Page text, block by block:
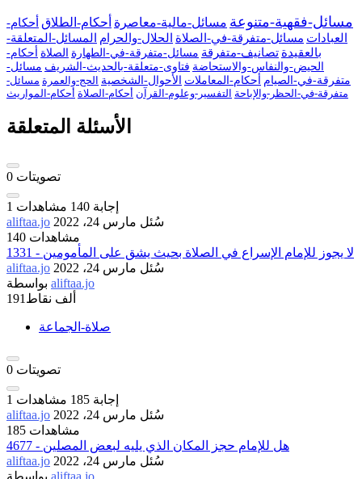
مسائل-فقهية-متنوعة مسائل-مالية-معاصرة أحكام-الطلاق أحكام-
العبادات مسائل-متفرقة-في-الصلاة الحلال-والحرام المسائل-المتعلقة-
بالعقيدة تصانيف-متفرقة مسائل-متفرقة-في-الطهارة الصلاة أحكام-
الحيض-والنفاس-والاستحاضة فتاوى-متعلقة-بالحديث-الشريف مسائل-
متفرقة-في-الصيام أحكام-المعاملات الأحوال-الشخصية الحج-والعمرة مسائل-
متفرقة-في-الحظر-والإباحة التفسير-وعلوم-القرآن أحكام-الصلاة أحكام-المواريث
الأسئلة المتعلقة
0 تصويتات
1 إجابة 140 مشاهدات
aliftaa.jo
سُئل مارس 24، 2022
140 مشاهدات
1331 - لا يجوز للإمام الإسراع في الصلاة بحيث يشق على المأمومين
aliftaa.jo
سُئل مارس 24، 2022
aliftaa.jo
191ألف نقاط
صلاة-الجماعة
0 تصويتات
1 إجابة 185 مشاهدات
aliftaa.jo
سُئل مارس 24، 2022
185 مشاهدات
4677 - هل للإمام حجز المكان الذي يليه لبعض المصلين
aliftaa.jo
سُئل مارس 24، 2022